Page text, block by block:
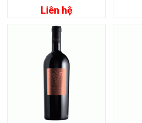
Liên hệ